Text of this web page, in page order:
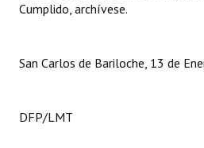
Cumplido, archívese.
San Carlos de Bariloche, 13 de
DFP/LMT